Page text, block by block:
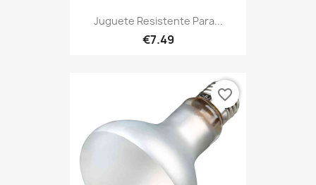
Juguete Resistente Para...
€7.49
favorite_border